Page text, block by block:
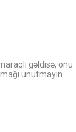
gəldisə, onu
unutmayın